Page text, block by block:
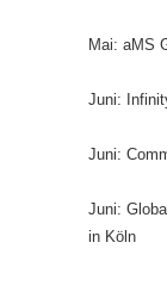
Mai: aMS
Juni:
Juni:
Juni:
in Köln